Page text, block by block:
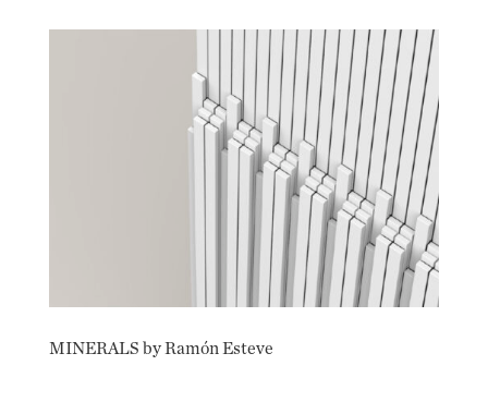
MINERALS by Ramón Esteve